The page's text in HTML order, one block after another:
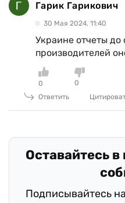
Гарик Гарикович
30 Мая 2024, 11:40
Украине отчеты до
производителей
0
0
Ответить
Оставайтесь
Подписывайтесь